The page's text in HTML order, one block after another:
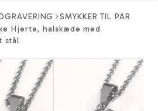
SMYKKER TIL PAR
Hjerte, halskæde med
stål